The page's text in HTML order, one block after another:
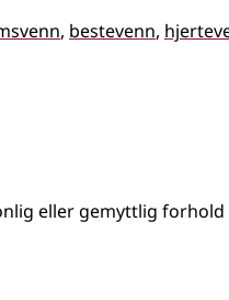
bestevenn
eller gemyttlig